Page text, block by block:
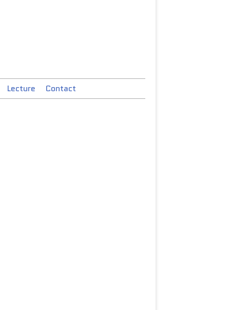
Lecture Contact